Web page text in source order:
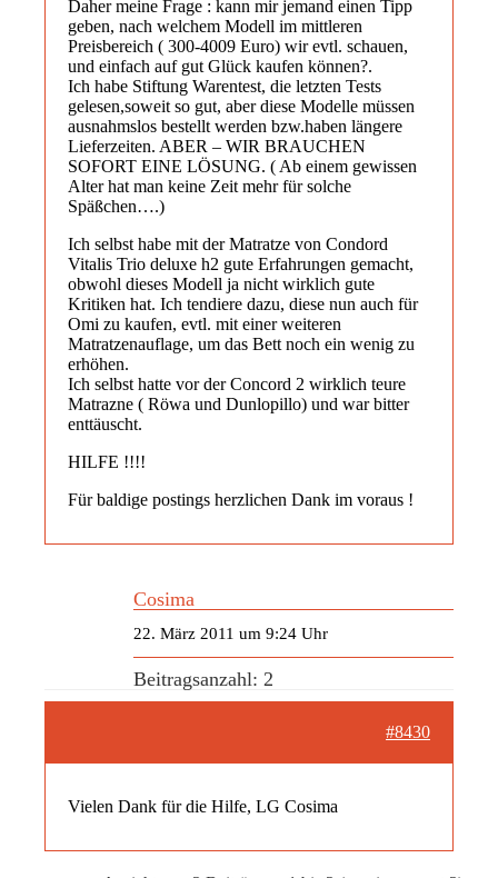
Daher meine Frage : kann mir jemand einen Tipp
geben, nach welchem Modell im mittleren
Preisbereich ( 300-4009 Euro) wir evtl. schauen,
und einfach auf gut Glück kaufen können?.
Ich habe Stiftung Warentest, die letzten Tests
gelesen,soweit so gut, aber diese Modelle müssen
ausnahmslos bestellt werden bzw.haben längere
Lieferzeiten. ABER – WIR BRAUCHEN
SOFORT EINE LÖSUNG. ( Ab einem gewissen
Alter hat man keine Zeit mehr für solche
Späßchen….)
Ich selbst habe mit der Matratze von Condord
Vitalis Trio deluxe h2 gute Erfahrungen gemacht,
obwohl dieses Modell ja nicht wirklich gute
Kritiken hat. Ich tendiere dazu, diese nun auch für
Omi zu kaufen, evtl. mit einer weiteren
Matratzenauflage, um das Bett noch ein wenig zu
erhöhen.
Ich selbst hatte vor der Concord 2 wirklich teure
Matrazne ( Röwa und Dunlopillo) und war bitter
enttäuscht.
HILFE !!!!
Für baldige postings herzlichen Dank im voraus !
Cosima
22. März 2011 um 9:24 Uhr
Beitragsanzahl: 2
#8430
Vielen Dank für die Hilfe, LG Cosima